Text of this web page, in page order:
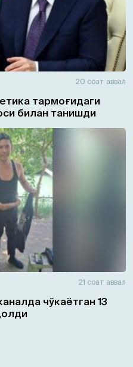
20 соат аввал
тармоғидаги
билан танишди
21 соат аввал
чўкаётган 13